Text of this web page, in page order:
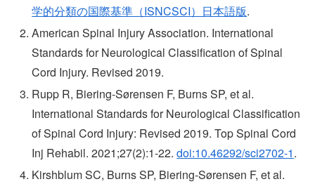
学的分類の国際基準（ISNCSCI）日本語版.
American Spinal Injury Association. International
Standards for Neurological Classification of Spinal
Cord Injury. Revised 2019.
Rupp R, Biering-Sørensen F, Burns SP, et al.
International Standards for Neurological Classification
of Spinal Cord Injury: Revised 2019. Top Spinal Cord
Inj Rehabil. 2021;27(2):1-22.doi:10.46292/sci2702-1.
Kirshblum SC, Burns SP, Biering-Sørensen F, et al.